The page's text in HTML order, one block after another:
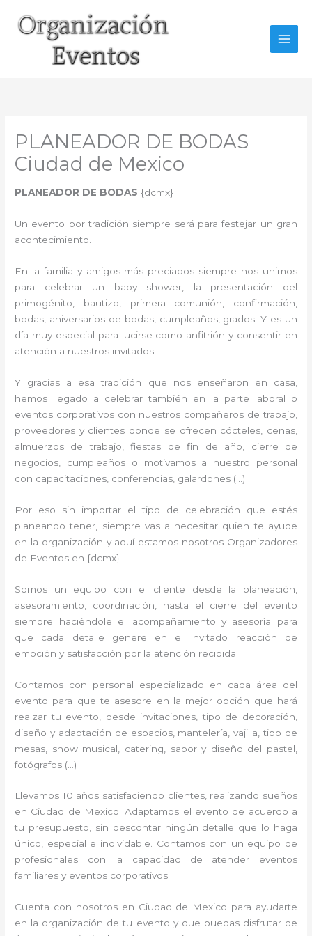
contenido
PLANEADOR DE BODAS
Ciudad de Mexico
PLANEADOR DE BODAS {dcmx}
Un evento por tradición siempre será para festejar un gran
acontecimiento.
En la familia y amigos más preciados siempre nos unimos
para celebrar un baby shower, la presentación del
primogénito, bautizo, primera comunión, confirmación,
bodas, aniversarios de bodas, cumpleaños, grados. Y es un
día muy especial para lucirse como anfitrión y consentir en
atención a nuestros invitados.
Y gracias a esa tradición que nos enseñaron en casa,
hemos llegado a celebrar también en la parte laboral o
eventos corporativos con nuestros compañeros de trabajo,
proveedores y clientes donde se ofrecen cócteles, cenas,
almuerzos de trabajo, fiestas de fin de año, cierre de
negocios, cumpleaños o motivamos a nuestro personal
con capacitaciones, conferencias, galardones (…)
Por eso sin importar el tipo de celebración que estés
planeando tener, siempre vas a necesitar quien te ayude
en la organización y aquí estamos nosotros Organizadores
de Eventos en {dcmx}
Somos un equipo con el cliente desde la planeación,
asesoramiento, coordinación, hasta el cierre del evento
siempre haciéndole el acompañamiento y asesoría para
que cada detalle genere en el invitado reacción de
emoción y satisfacción por la atención recibida.
Contamos con personal especializado en cada área del
evento para que te asesore en la mejor opción que hará
realzar tu evento, desde invitaciones, tipo de decoración,
diseño y adaptación de espacios, mantelería, vajilla, tipo de
mesas, show musical, catering, sabor y diseño del pastel,
fotógrafos (…)
Llevamos 10 años satisfaciendo clientes, realizando sueños
en Ciudad de Mexico. Adaptamos el evento de acuerdo a
tu presupuesto, sin descontar ningún detalle que lo haga
único, especial e inolvidable. Contamos con un equipo de
profesionales con la capacidad de atender eventos
familiares y eventos corporativos.
Cuenta con nosotros en Ciudad de Mexico para ayudarte
en la organización de tu evento y que puedas disfrutar de